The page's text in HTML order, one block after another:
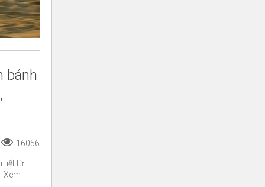
bánh
16056
tiết từ
Xem